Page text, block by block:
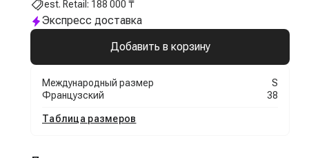
est. Retail: 188 000 ₸
Экспресс доставка
Добавить в корзину
Международный размер
S
Французский
38
Таблица размеров